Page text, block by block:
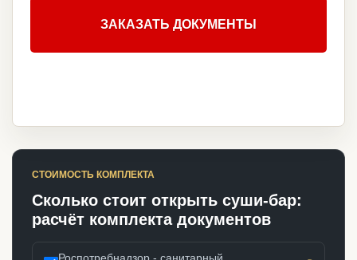
ЗАКАЗАТЬ ДОКУМЕНТЫ
СТОИМОСТЬ КОМПЛЕКТА
Сколько стоит открыть суши-бар:
расчёт комплекта документов